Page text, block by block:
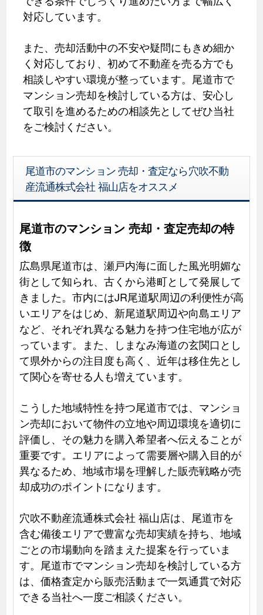
対応しています。
また、売却活動中の不安や疑問にもきめ細か
く対応しており、初めて不動産を売る方でも
相談しやすい環境が整っています。尾道市で
マンション売却を検討している方は、安心し
て取引を進めるための相談先としてぜひ当社
をご検討ください。
尾道市のマンション 売却・査定なら穴吹不動
産流通株式会社 福山店をオススメ
尾道市のマンション 売却・査定売却の特
徴
広島県尾道市は、瀬戸内海に面した風光明媚な
街として知られ、古くから港町として発展して
きました。市内にはJR尾道駅周辺の利便性が高
いエリアをはじめ、新尾道駅周辺や向島エリア
など、それぞれ異なる魅力を持つ住宅地が広が
っています。また、しまなみ海道の玄関口とし
て県外からの注目度も高く、近年は移住先とし
て関心を寄せる人も増えています。
こうした地域特性を持つ尾道市では、マンショ
ン売却において物件の立地や周辺環境を適切に
評価し、その魅力を購入希望者へ伝えることが
重要です。エリアによって需要層や購入目的が
異なるため、地域市場を理解した販売戦略が売
却成功のポイントになります。
穴吹不動産流通株式会社 福山店は、尾道市を
含む備後エリアで豊富な売却実績を持ち、地域
ごとの市場動向を踏まえた提案を行っていま
す。尾道市でマンション売却を検討している方
は、価格査定から販売活動まで一気通貫で対応
できる当社へ一度ご相談ください。